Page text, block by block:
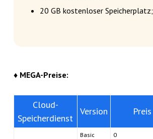
20 GB kostenloser Speicherplatz;
♦ MEGA-Preise:
Cloud-
Speicherdienst
Version Preis
Basic 0